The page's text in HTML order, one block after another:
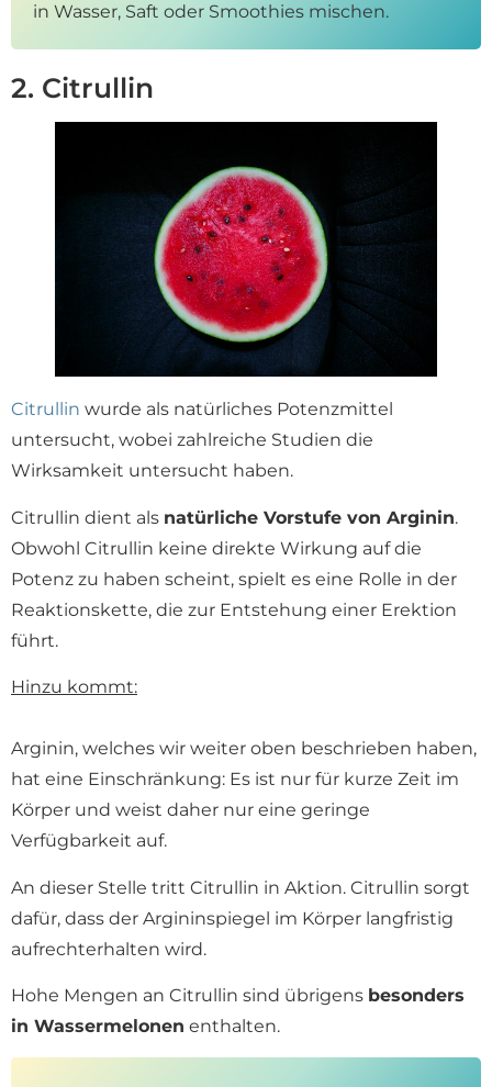
in Wasser, Saft oder Smoothies mischen.
2. Citrullin
Citrullin wurde als natürliches Potenzmittel
untersucht, wobei zahlreiche Studien die
Wirksamkeit untersucht haben.
Citrullin dient als natürliche Vorstufe von Arginin.
Obwohl Citrullin keine direkte Wirkung auf die
Potenz zu haben scheint, spielt es eine Rolle in der
Reaktionskette, die zur Entstehung einer Erektion
führt.
Hinzu kommt:
Arginin, welches wir weiter oben beschrieben haben,
hat eine Einschränkung: Es ist nur für kurze Zeit im
Körper und weist daher nur eine geringe
Verfügbarkeit auf.
An dieser Stelle tritt Citrullin in Aktion. Citrullin sorgt
dafür, dass der Argininspiegel im Körper langfristig
aufrechterhalten wird.
Hohe Mengen an Citrullin sind übrigens besonders
in Wassermelonen enthalten.